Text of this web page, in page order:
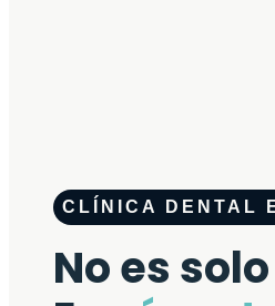
CLÍNICA DENTAL
No es